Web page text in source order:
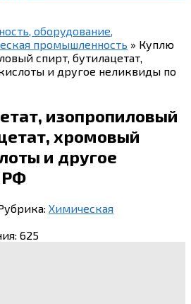
оборудование,
промышленность » Куплю
спирт, бутилацетат,
и другое неликвиды по
изопропиловый
хромовый
и другое
РФ
Химическая
625